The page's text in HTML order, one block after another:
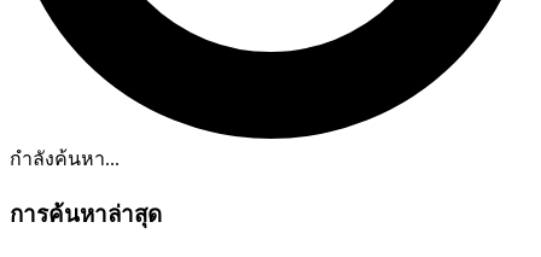
กำลังค้นหา...
การค้นหาล่าสุด